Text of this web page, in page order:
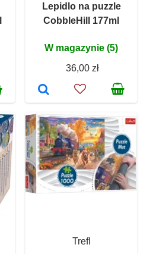
Lepidlo na puzzle
CobbleHill 177ml
W magazynie (5)
36,00 zł
Trefl